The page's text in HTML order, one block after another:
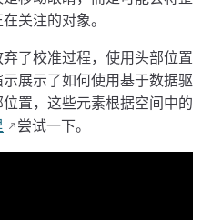
关注的对象。
了校准过程，使用头部位置
展示了如何使用基于数据驱
置，这些元素根据空间中的
尝试一下。